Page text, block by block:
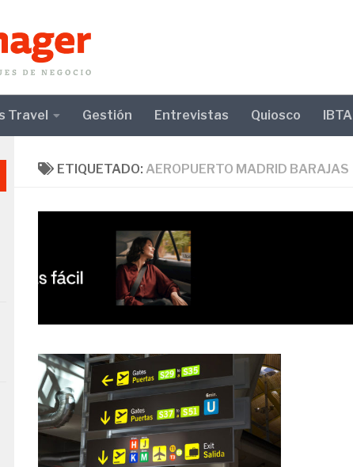
Travel Gestión Entrevistas Quiosco IBTA
ETIQUETADO: AEROPUERTO MADRID BARAJAS